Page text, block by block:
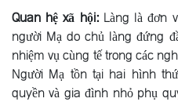
Quan hệ xã hội:Làng là đơn
người Mạ do chủ làng đứng
nhiệm vụ cùng tế trong các
Người Mạ tồn tại hai hình
quyền và gia đình nhỏ phụ